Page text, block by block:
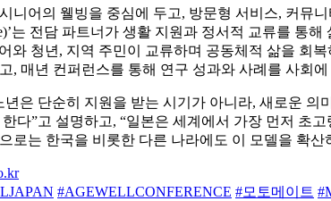
니어의 웰빙을 중심에 두고, 방문형 서비스, 커뮤
는 전담 파트너가 생활 지원과 정서적 교류를 통
와 청년, 지역 주민이 교류하며 공동체적 삶을
, 매년 컨퍼런스를 통해 연구 성과와 사례를 사회
년은 단순히 지원을 받는 시기가 아니라, 새로운
다”고 설명하고, “일본은 세계에서 가장 먼저 초
로는 한국을 비롯한 다른 나라에도 이 모델을 확산
#AGEWELLCONFERENCE #모토메이트